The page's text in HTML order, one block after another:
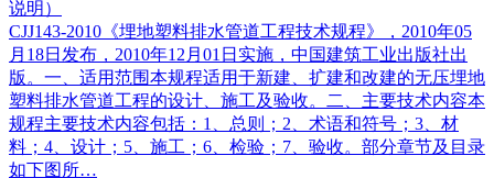
CJJ143-2010《埋地塑料排水管道工程技术规程》，2010年05
月18日发布，2010年12月01日实施，中国建筑工业出版社出
版。一、适用范围本规程适用于新建、扩建和改建的无压埋地
塑料排水管道工程的设计、施工及验收。二、主要技术内容本
规程主要技术内容包括：1、总则；2、术语和符号；3、材
料；4、设计；5、施工；6、检验；7、验收。部分章节及目录
如下图所…